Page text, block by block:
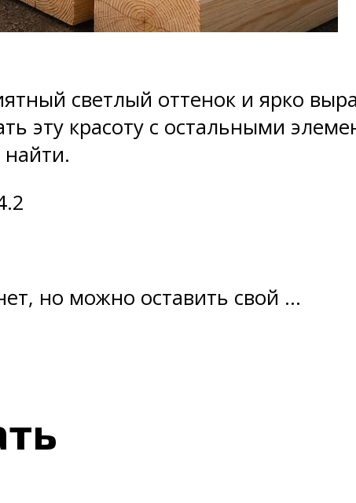
светлый оттенок и ярко
эту красоту с остальными
но можно оставить свой …